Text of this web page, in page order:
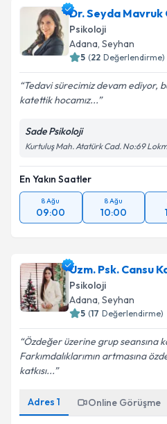
Dr. Seyda
Psikoloji
Adana, Seyhan
5 (22 Değerlendirme)
Tedavi sürecimiz devam ediyor,
katettik hocamız...
Sade Psikoloji
Kurtuluş Mah. Atatürk Cad. No:69
En Yakın Saatler
8 Ağu
09:00
8 Ağu
10:00
Uzm. Psk. Cansu
Psikoloji
Adana, Seyhan
5 (17 Değerlendirme)
Özdeğer üzerine grup seansına
Farkımdalıklarımın artmasına
katkısı...
Adres 1 Online Görüşme